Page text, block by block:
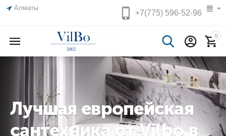
Алматы
+7(775)596-52-96
0
Лучшая европейская
сантехника от Vilbo в